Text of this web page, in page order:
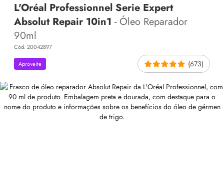
L'Oréal Professionnel Serie Expert
Absolut Repair 10in1 - Óleo Reparador
90ml
Cód. 20042897
Aproveite (673)